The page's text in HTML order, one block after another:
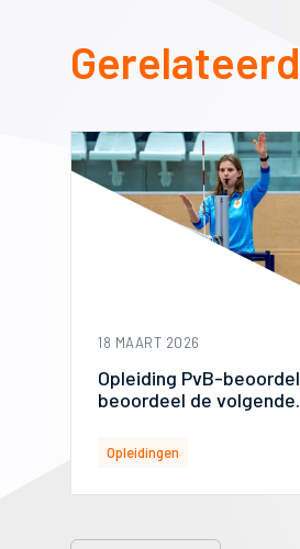
18 MAART 2026
Opleiding PvB-
beoordeel de volgende
scheidsrechters
Opleidingen